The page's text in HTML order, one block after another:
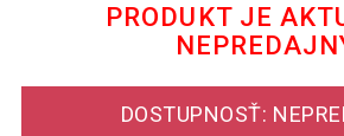
PRODUKT JE
DOSTUPNOSŤ: